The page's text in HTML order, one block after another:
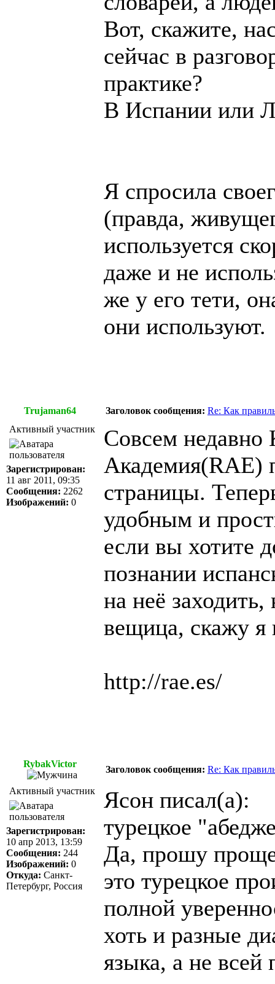
Вот, скажите,
сейчас в
практике?
В Испании или
Я спросила
(правда,
используется
даже и не
же у его тети,
они используют.
Trujaman64 Заголовок сообщения: Re: Как
Активный участник
Зарегистрирован:
11 авг 2011, 09:35
Сообщения: 2262
Изображений: 0
Совсем недавно
Академия(RAE)
страницы.
удобным и
если вы хотите
познании
на неё
вещица, скажу я
http://rae.es/
RybakVictor
Заголовок сообщения: Re: Как
Активный участник
Зарегистрирован:
10 апр 2013, 13:59
Сообщения: 244
Изображений: 0
Откуда: Санкт-
Петербург, Россия
Ясон писал(а):
турецкое
Да, прошу
это турецкое
полной
хоть и разные
языка, а не всей